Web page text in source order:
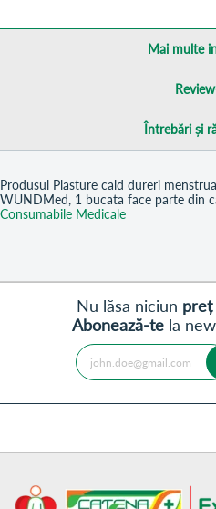
Mai multe
Întrebări și
Produsul Plasture cald dureri
WUNDMed, 1 bucata face parte din
Consumabile Medicale
Nu lăsa niciun preț
Abonează-tela